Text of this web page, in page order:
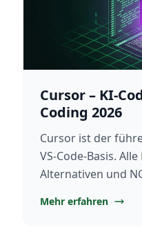
Cursor – KI-
Coding 2026
Cursor ist der
VS-Code-Basis.
Alternativen und
Mehr erfahren